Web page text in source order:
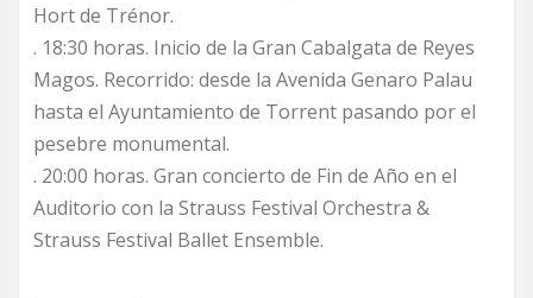
Hort de Trénor.
. 18:30 horas. Inicio de la Gran Cabalgata de Reyes
Magos. Recorrido: desde la Avenida Genaro Palau
hasta el Ayuntamiento de Torrent pasando por el
pesebre monumental.
. 20:00 horas. Gran concierto de Fin de Año en el
Auditorio con la Strauss Festival Orchestra &
Strauss Festival Ballet Ensemble.